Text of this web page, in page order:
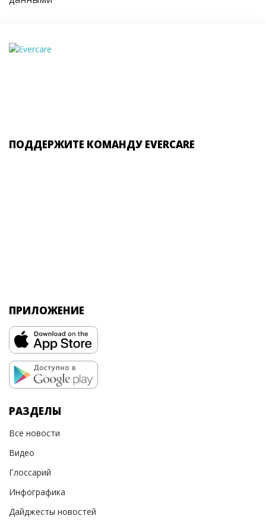
ПОДДЕРЖИТЕ КОМАНДУ EVERCARE
ПРИЛОЖЕНИЕ
РАЗДЕЛЫ
Все новости
Видео
Глоссарий
Инфографика
Дайджесты новостей